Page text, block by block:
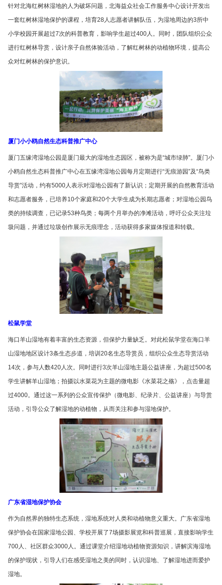
针对北海红树林湿地的人为破坏问题，北海益众社会工作服务中心设计开发出
一套红树林湿地保护的课程，培育28人志愿者讲解队伍，为湿地周边的3所中
小学校园开展超过7次的科普教育，影响学生超过400人。同时，团队组织公众
进行红树林导赏，设计亲子自然体验活动，了解红树林的动植物环境，提高公
众对红树林的保护意识。
厦门小小鸥自然生态科普推广中心
厦门五缘湾湿地公园是厦门最大的湿地生态园区，被称为是“城市绿肺”。厦门小
小鸥自然生态科普推广中心在五缘湾湿地公园每月定期进行“无痕游园”及“鸟类
导赏”活动，约有5000人表示对湿地公园有了新认识；定期开展的自然教育活动
和志愿者服务，已培养10个家庭和20个大学生成为长期志愿者；对湿地公园鸟
类的持续调查，已记录53种鸟类；每两个月举办的净滩活动，呼吁公众关注垃
圾问题，并通过垃圾创作展示无痕理念，活动获得多家媒体报道和转载。
松鼠学堂
海口羊山湿地有着丰富的生态资源，但保护力量缺乏。对此松鼠学堂在海口羊
山湿地地区设计3条生态步道，培训20名生态导赏员，组织公众生态导赏活动
14次，参与人数420人次。同时进行3次羊山湿地主题公益讲座，为超过500名
学生讲解羊山湿地；拍摄以水菜花为主题的微电影《水菜花之殇》，点击量超
过4000。通过这一系列的公众宣传保护（微电影、纪录片、公益讲座）与导赏
活动，引导公众了解湿地的动植物，从而关注和参与湿地保护。
广东省湿地保护协会
作为自然界的独特生态系统，湿地系统对人类和动植物意义重大。广东省湿地
保护协会在国家湿地公园、学校开展了7场摄影展览和科普巡展，直接影响学生
700人、社区群众3000人。通过课堂介绍湿地动植物资源知识，讲解滨海湿地
的保护现状，引导人们在感受湿地之美的同时，认识湿地、了解湿地进而爱护
湿地。